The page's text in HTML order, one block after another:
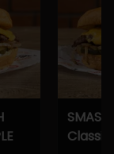
Classic